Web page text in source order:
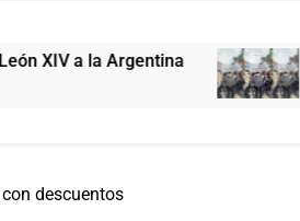
Figuras de la
descuentos